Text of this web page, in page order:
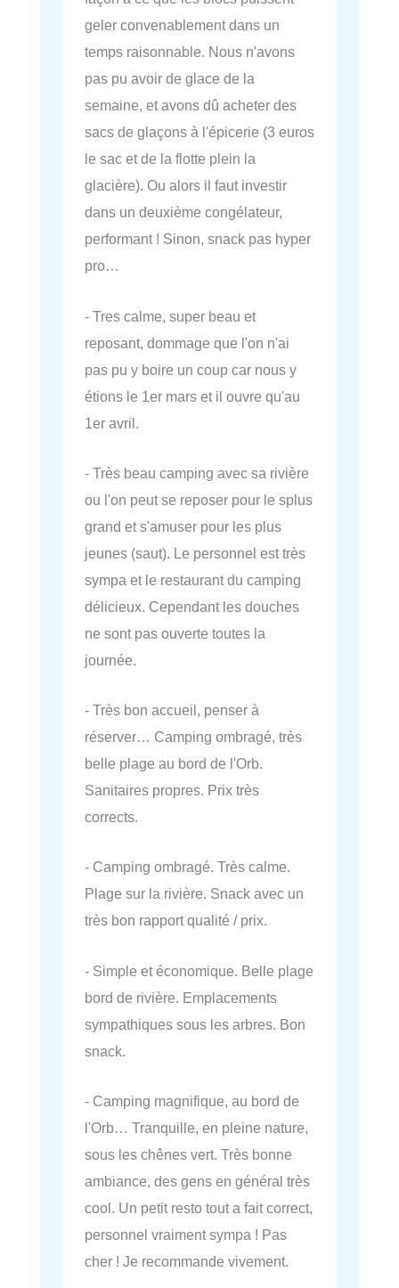
geler convenablement dans un
temps raisonnable. Nous n'avons
pas pu avoir de glace de la
semaine, et avons dû acheter des
sacs de glaçons à l'épicerie (3 euros
le sac et de la flotte plein la
glacière). Ou alors il faut investir
dans un deuxième congélateur,
performant ! Sinon, snack pas hyper
pro…
- Tres calme, super beau et
reposant, dommage que l'on n'ai
pas pu y boire un coup car nous y
étions le 1er mars et il ouvre qu'au
1er avril.
- Très beau camping avec sa rivière
ou l'on peut se reposer pour le splus
grand et s'amuser pour les plus
jeunes (saut). Le personnel est très
sympa et le restaurant du camping
délicieux. Cependant les douches
ne sont pas ouverte toutes la
journée.
- Très bon accueil, penser à
réserver… Camping ombragé, très
belle plage au bord de l'Orb.
Sanitaires propres. Prix très
corrects.
- Camping ombragé. Très calme.
Plage sur la rivière. Snack avec un
très bon rapport qualité / prix.
- Simple et économique. Belle plage
bord de rivière. Emplacements
sympathiques sous les arbres. Bon
snack.
- Camping magnifique, au bord de
l'Orb… Tranquille, en pleine nature,
sous les chênes vert. Très bonne
ambiance, des gens en général très
cool. Un petit resto tout a fait correct,
personnel vraiment sympa ! Pas
cher ! Je recommande vivement.